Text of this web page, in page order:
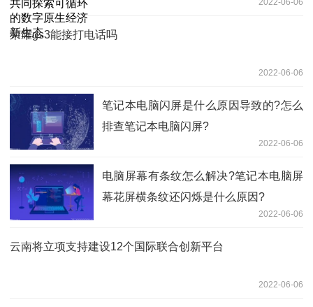
荣耀gs3能接打电话吗
2022-06-06
笔记本电脑闪屏是什么原因导致的?怎么
排查笔记本电脑闪屏?
2022-06-06
电脑屏幕有条纹怎么解决?笔记本电脑屏
幕花屏横条纹还闪烁是什么原因?
2022-06-06
云南将立项支持建设12个国际联合创新平台
2022-06-06